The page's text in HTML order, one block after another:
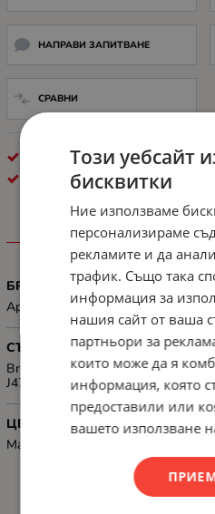
НАПРАВИ ЗАПИТВАНЕ
СРАВНИ
КОНСУМАТИВИ ЗА
BROTHER
БРОЙ СТРАНИЦИ
Approx. 600 pages @ 5% average
СЪВМЕСТИМОСТ
Brother MFC-J4410DW/MFC-
J4710DW/DCP-J4110DW
ЦВЯТ
Magenta
Този уебсайт
бисквитки
Ние използваме
персонализираме
рекламите и да
трафик. Също така
информация за
нашия сайт от ваша
партньори за
които може да я
информация, която
предоставили или
вашето използване